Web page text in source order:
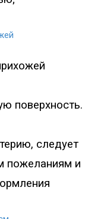
поверхность.
следует
пожеланиям и